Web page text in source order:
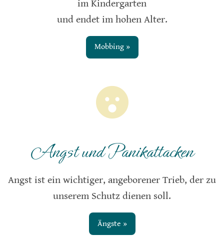
im Kindergarten
und endet im hohen Alter.
Mobbing »
Angst und Panikattacken
Angst ist ein wichtiger, angeborener Trieb, der zu
unserem Schutz dienen soll.
Ängste »